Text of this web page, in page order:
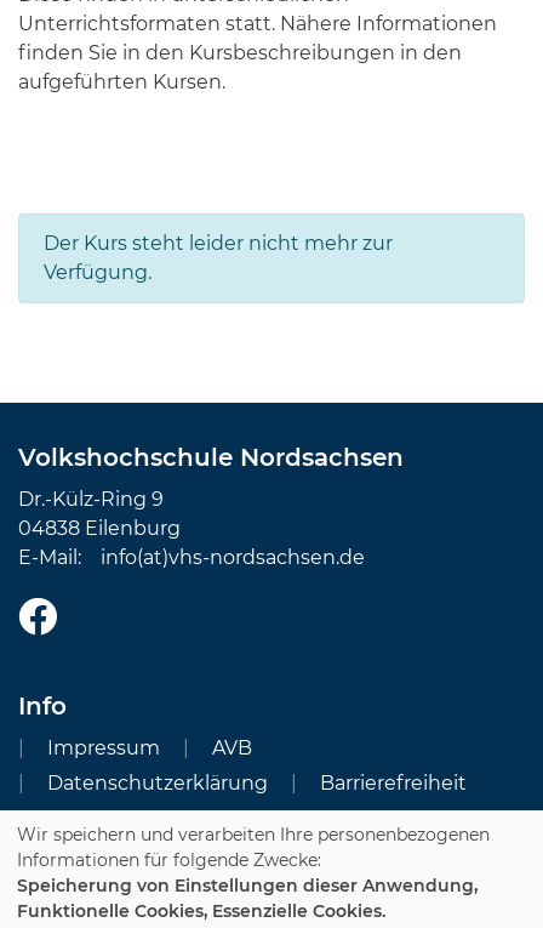
Unterrichtsformaten statt. Nähere Informationen
finden Sie in den Kursbeschreibungen in den
aufgeführten Kursen.
Der Kurs steht leider nicht mehr zur
Verfügung.
Volkshochschule Nordsachsen
Dr.-Külz-Ring 9
04838 Eilenburg
E-Mail: info(at)vhs-nordsachsen.de
Info
Impressum
AVB
Datenschutzerklärung
Barrierefreiheit
Cookie Einstellungen
Dozenten-Login
Wir speichern und verarbeiten Ihre personenbezogenen
Informationen für folgende Zwecke:
Speicherung von Einstellungen dieser Anwendung,
Funktionelle Cookies, Essenzielle Cookies.